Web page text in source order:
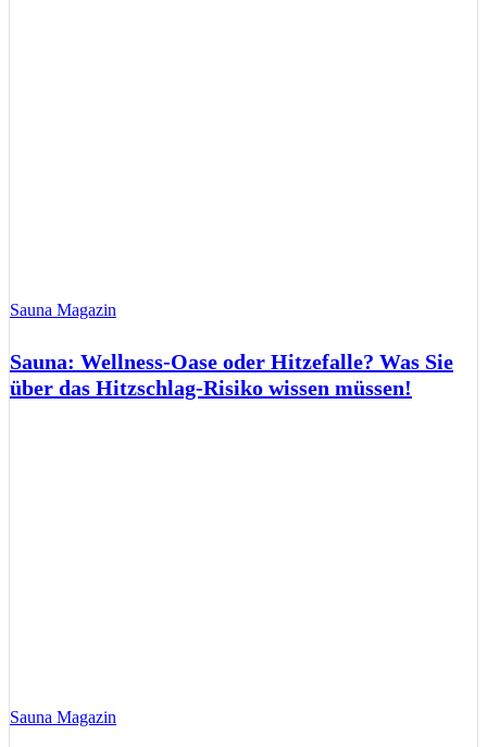
Sauna Magazin
Sauna: Wellness-Oase oder Hitzefalle? Was Sie
über das Hitzschlag-Risiko wissen müssen!
Sauna Magazin